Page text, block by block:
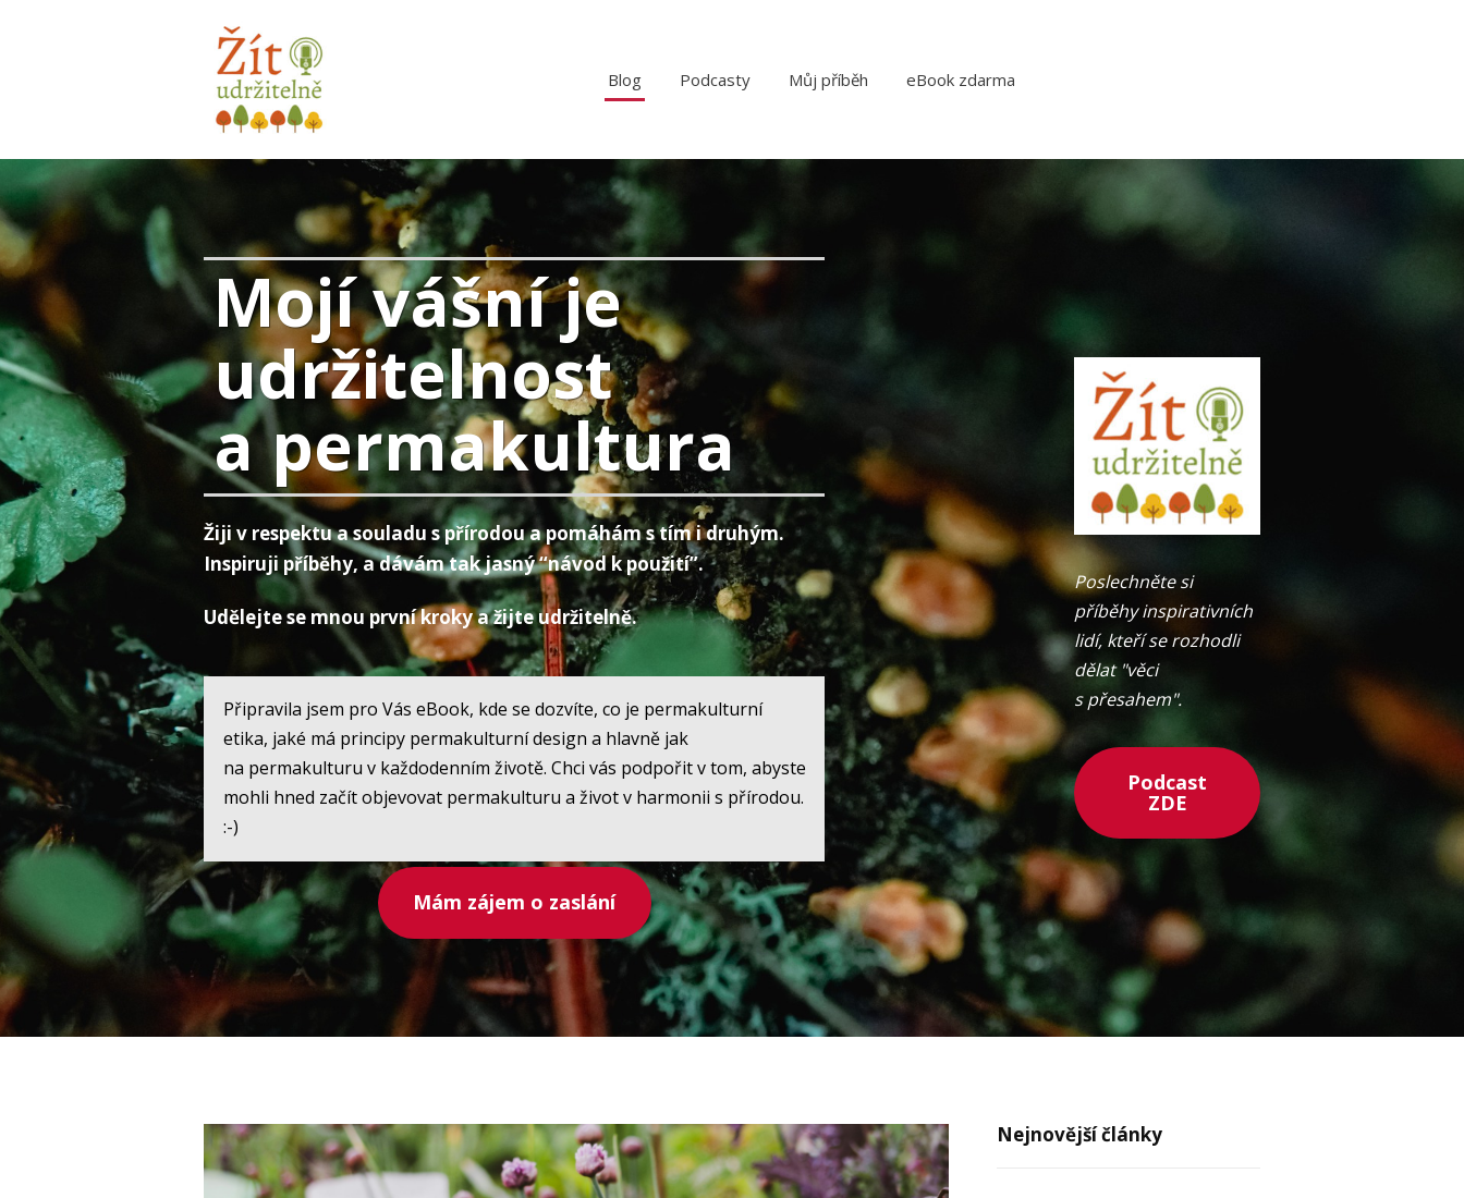
Blog Podcasty Můj příběh eBook zdarma
Mojí vášní je
udržitelnost
a permakultura
Žiji v respektu a souladu s přírodou a pomáhám s tím i druhým.
Inspiruji příběhy, a dávám tak jasný “návod k použití”.
Udělejte se mnou první kroky a žijte udržitelně.
Připravila jsem pro Vás eBook, kde se dozvíte, co je permakulturní
etika, jaké má principy permakulturní design a hlavně jak
na permakulturu v každodenním životě. Chci vás podpořit v tom, abyste
mohli hned začít objevovat permakulturu a život v harmonii s přírodou.
:-)
Mám zájem o zaslání
Poslechněte si
příběhy inspirativních
lidí, kteří se rozhodli
dělat "věci
s přesahem".
Podcast
ZDE
Nejnovější články